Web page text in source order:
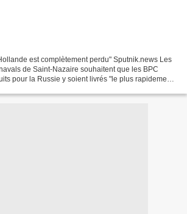
est complètement perdu" Sputnik.news Les
de Saint-Nazaire souhaitent que les BPC
pour la Russie y soient livrés "le plus rapidement